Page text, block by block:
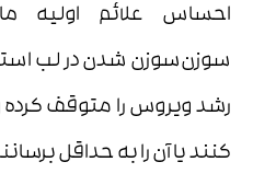
احساس علائم اولیه
سوزن‌سوزن شدن در لب
رشد ویروس را متوقف
کنند یا آن را به حداقل